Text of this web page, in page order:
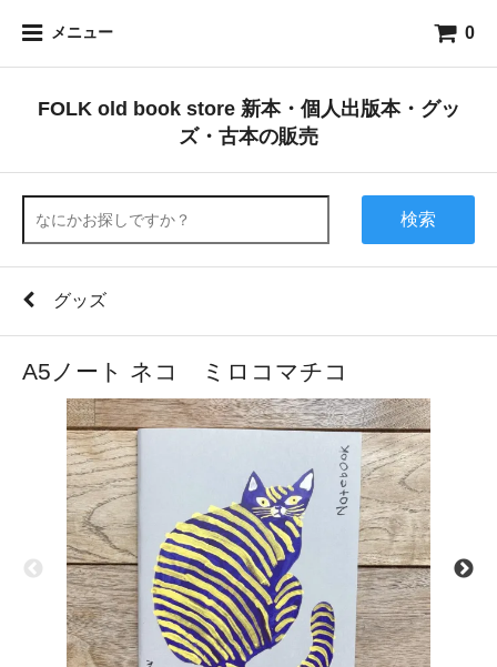
メニュー 0
FOLK old book store 新本・個人出版本・グッ
ズ・古本の販売
検索
グッズ
A5ノート ネコ ミロコマチコ